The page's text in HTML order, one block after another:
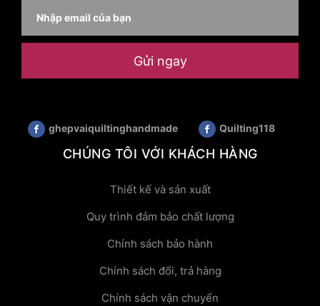
Gửi ngay
ghepvaiquiltinghandmade Quilting118
CHÚNG TÔI VỚI KHÁCH HÀNG
Thiết kế và sản xuất
Quy trình đảm bảo chất lượng
Chính sách bảo hành
Chính sách đổi, trả hàng
Chính sách vận chuyển